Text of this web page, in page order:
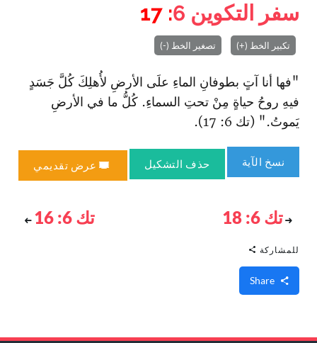
سفر التكوين 6
: 17
تكبير الخط (+) تصغير الخط (-)
"فها أنا آتٍ بطوفانِ الماءِ علَى الأرضِ لأُهلِكَ كُلَّ جَسَدٍ
فيهِ روحُ حياةٍ مِنْ تحتِ السماءِ. كُلُّ ما في الأرضِ
يَموتُ." (تك 6: 17).
نسخ الآية حذف التشكيل عرض تقديمي
تك 6: 18 تك 6: 16
للمشاركة